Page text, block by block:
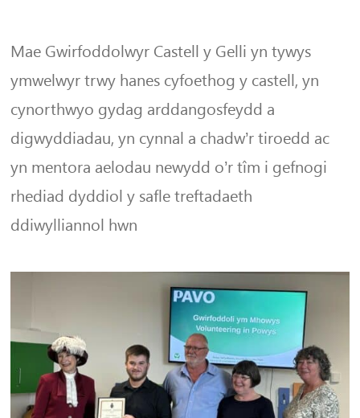
Mae Gwirfoddolwyr Castell y Gelli yn tywys
ymwelwyr trwy hanes cyfoethog y castell, yn
cynorthwyo gydag arddangosfeydd a
digwyddiadau, yn cynnal a chadw’r tiroedd ac
yn mentora aelodau newydd o’r tîm i gefnogi
rhediad dyddiol y safle treftadaeth
ddiwylliannol hwn